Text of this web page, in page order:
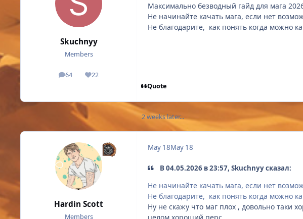
Skuchnyy
Members
64
posts 22
Reputation
Максимально безводный гайд для мага
Не начинайте качать мага, если нет
Не благодарите, как понять когда можно
Quote
2 weeks later...
Hardin Scott
Members
May 18May 18
В 04.05.2026 в 23:57, Skuchnyy сказал:
Не начинайте качать мага, если нет
Не благодарите, как понять когда можно
Ну не скажу что маг плох , довольно таки
целом хороший перс.